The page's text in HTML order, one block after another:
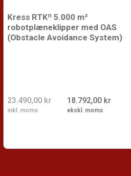
Kress RTKⁿ 5.000 m²
robotplæneklipper med OAS
(Obstacle Avoidance System)
18.792,00 kr
ekskl. moms
23.490,00 kr
inkl. moms